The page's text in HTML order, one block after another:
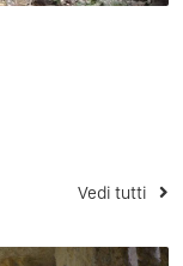
Vedi tutti